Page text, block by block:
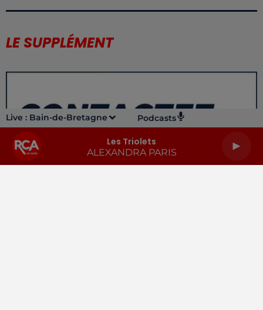
Live : Bain-de-Bretagne Podcasts
Les Triolets
ALEXANDRA PARIS
LE SUPPLÉMENT